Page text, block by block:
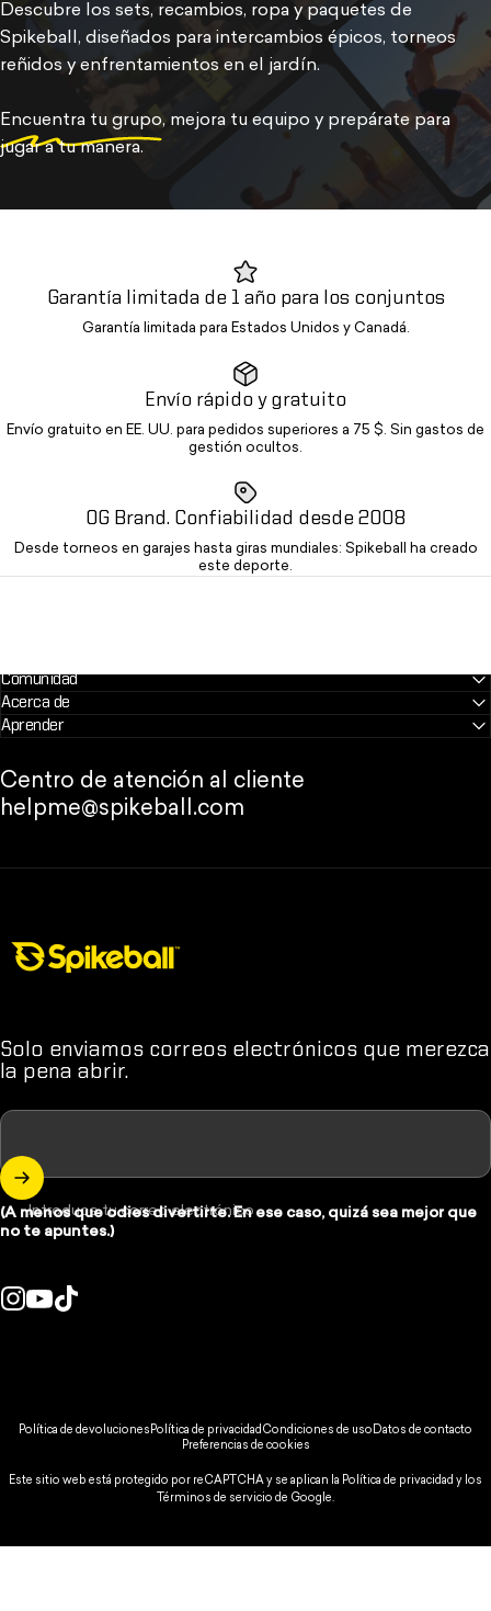
Descubre los sets, recambios, ropa y paquetes de
Spikeball, diseñados para intercambios épicos, torneos
reñidos y enfrentamientos en el jardín.
Encuentra tu grupo, mejora tu equipo y prepárate para
jugar a tu manera.
Garantía limitada de 1 año para los conjuntos
Garantía limitada para Estados Unidos y Canadá.
Envío rápido y gratuito
Envío gratuito en EE. UU. para pedidos superiores a 75 $. Sin gastos de
gestión ocultos.
OG Brand. Confiabilidad desde 2008
Desde torneos en garajes hasta giras mundiales: Spikeball ha creado
este deporte.
Comunidad
Acerca de
Aprender
Centro de atención al cliente
helpme@spikeball.com
Solo enviamos correos electrónicos que merezca
la pena abrir.
Introduce tu correo electrónico
(A menos que odies divertirte. En ese caso, quizá sea mejor que
no te apuntes.)
Política de devoluciones Política de privacidadCondiciones de uso Datos de contacto
Preferencias de cookies
Este sitio web está protegido por reCAPTCHA y se aplican la Política de privacidad y los
Términos de servicio de Google.